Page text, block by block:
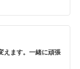
えます。一緒に頑張